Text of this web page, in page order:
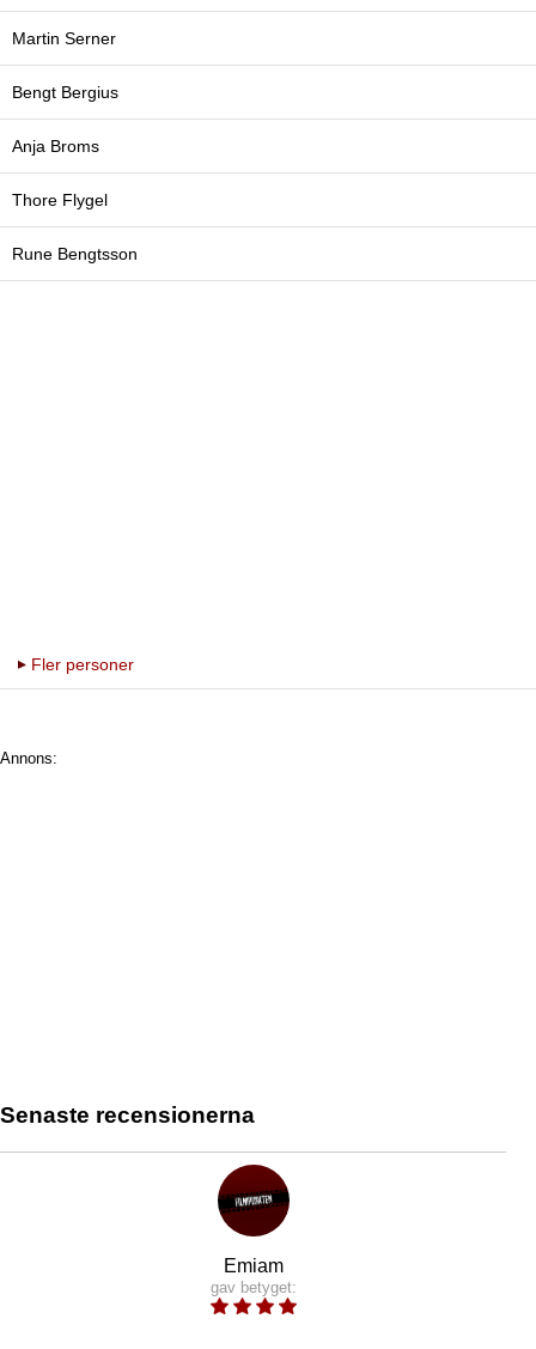
Martin Serner
Bengt Bergius
Anja Broms
Thore Flygel
Rune Bengtsson
Fler personer
Annons:
Senaste recensionerna
Emiam
gav betyget: